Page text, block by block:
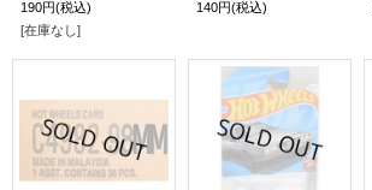
190円(税込)
[在庫なし]
140円(税込)